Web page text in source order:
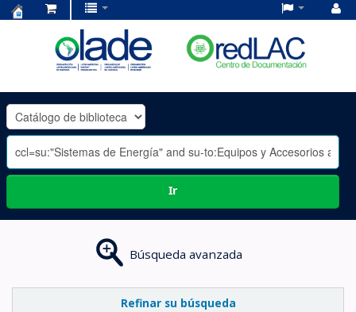
OLADE
-
Ir
Búsqueda avanzada
Refinar su búsqueda